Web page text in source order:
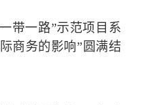
带一路”示范项目系
商务的影响”圆满结